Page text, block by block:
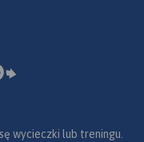
wycieczki lub treningu.